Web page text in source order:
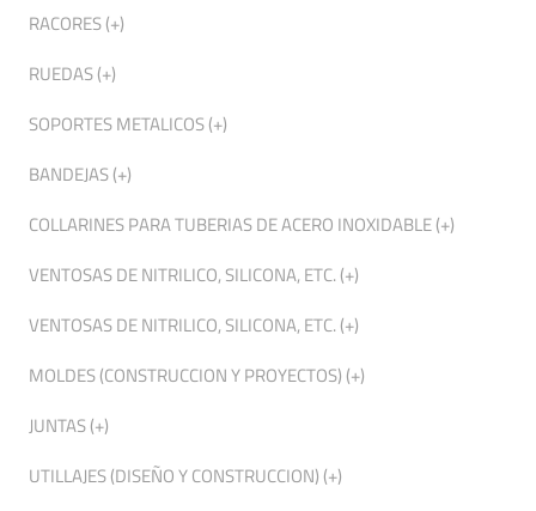
RACORES (+)
RUEDAS (+)
SOPORTES METALICOS (+)
BANDEJAS (+)
COLLARINES PARA TUBERIAS DE ACERO INOXIDABLE (+)
VENTOSAS DE NITRILICO, SILICONA, ETC. (+)
VENTOSAS DE NITRILICO, SILICONA, ETC. (+)
MOLDES (CONSTRUCCION Y PROYECTOS) (+)
JUNTAS (+)
UTILLAJES (DISEÑO Y CONSTRUCCION) (+)